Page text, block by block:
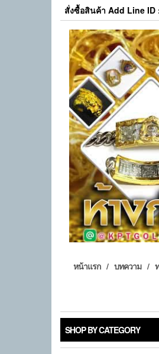
สั่งซื้อสินค้า Add Line ID
หน้าแรก บทความ
SHOP BY CATEGORY